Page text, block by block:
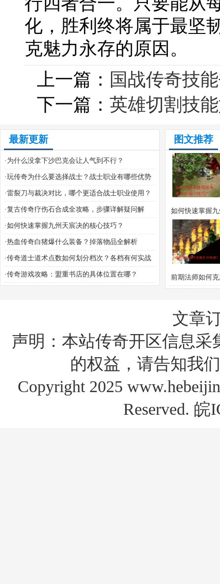
化，胜利终将属于最坚
克魅力永存的原因。
上一篇： 国战传奇技
下一篇： 英雄切割技
最新更新
· 为什么没拿下沙巴克会让人气到不行？
·玩传奇为什么要选择战士？战士职业有哪些优势
与攻略技巧？
·雷裂刀与裁决对比，哪个更适合战士职业使用？
·复古传奇疗伤石合成全攻略，步骤详解疑问解
析？
·如何快速掌握九州天宸决的核心技巧？
·热血传奇白猪爆什么装备？掉落物品全解析
·传奇道士道术点数如何划分档次？各档有何实战
技巧？
·传奇游戏攻略：盟重书店的具体位置在哪？
图文推荐
如何快速掌握
决的核心技
前期法师如何
文章
声明：本站传奇开区信息
的权益，请告知我
Copyright 2025
Reserved. 皖